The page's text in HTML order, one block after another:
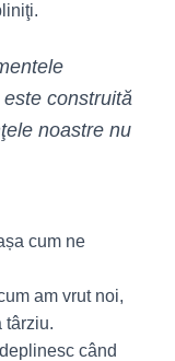
construită
noastre nu
cum ne
am vrut noi,
târziu.
când